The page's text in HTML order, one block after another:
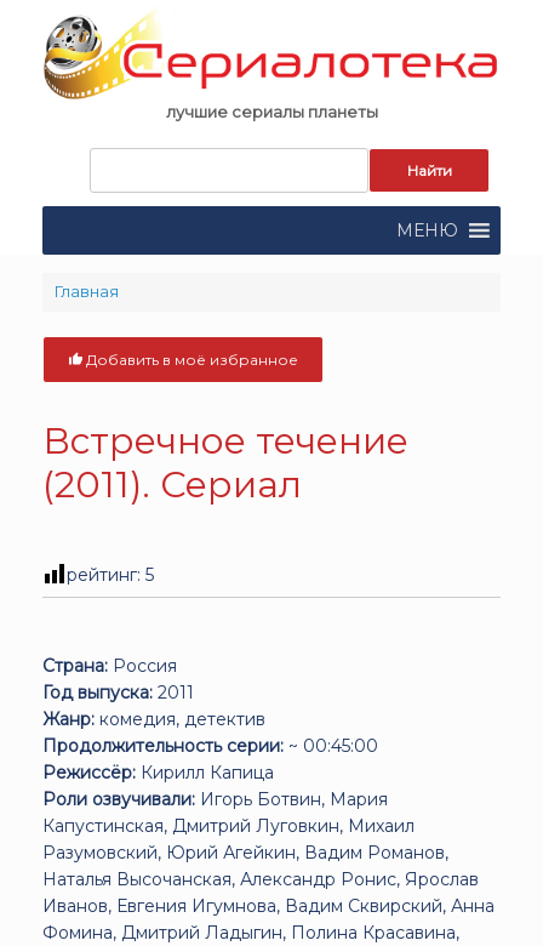
content
лучшие сериалы планеты
поиска:
МЕНЮ
Главная
Добавить в моё избранное
Встречное течение
(2011). Сериал
рейтинг: 5
Страна: Россия
Год выпуска: 2011
Жанр: комедия, детектив
Продолжительность серии: ~ 00:45:00
Режиссёр: Кирилл Капица
Роли озвучивали: Игорь Ботвин, Мария
Капустинская, Дмитрий Луговкин, Михаил
Разумовский, Юрий Агейкин, Вадим Романов,
Наталья Высочанская, Александр Ронис, Ярослав
Иванов, Евгения Игумнова, Вадим Сквирский, Анна
Фомина, Дмитрий Ладыгин, Полина Красавина,